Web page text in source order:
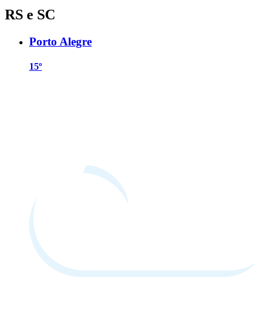
RS e SC
Porto Alegre
15º